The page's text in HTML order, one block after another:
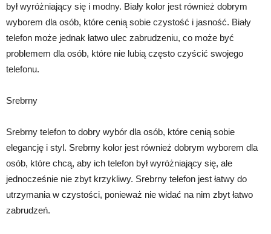
był wyróżniający się i modny. Biały kolor jest również dobrym
wyborem dla osób, które cenią sobie czystość i jasność. Biały
telefon może jednak łatwo ulec zabrudzeniu, co może być
problemem dla osób, które nie lubią często czyścić swojego
telefonu.
Srebrny
Srebrny telefon to dobry wybór dla osób, które cenią sobie
elegancję i styl. Srebrny kolor jest również dobrym wyborem dla
osób, które chcą, aby ich telefon był wyróżniający się, ale
jednocześnie nie zbyt krzykliwy. Srebrny telefon jest łatwy do
utrzymania w czystości, ponieważ nie widać na nim zbyt łatwo
zabrudzeń.